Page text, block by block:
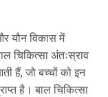
यौन विकास में
चिकित्सा अंतःस्राव
हैं, जो बच्चों को इन
है। बाल चिकित्सा